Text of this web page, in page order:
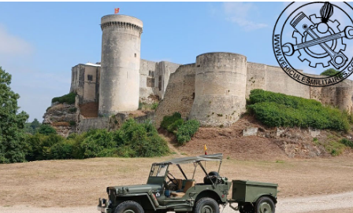
Véhicules Militaires .com
Bienvenue sur LE forum des passionnés de Véhicules Militaires de toutes nationalités et de
toutes époques. De nombreuses rubriques sont à votre disposition pour vous venir en aide,
ou simplement partager vos activités.